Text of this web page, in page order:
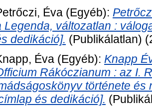
Éva (Egyéb):
Legenda, változatlan :
dedikáció]. (Publikálatlan)
Éva (Egyéb): Knapp
Rákóczianum : az I.
története és
és dedikáció].